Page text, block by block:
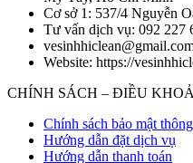
Cơ sở 1: 537/4 Nguyễn
Tư vấn dịch vụ: 092 227
Website: https://
CHÍNH SÁCH – ĐIỀU
Chính sách bảo mật
Hướng dẫn đặt dịch vụ
Hướng dẫn thanh toán